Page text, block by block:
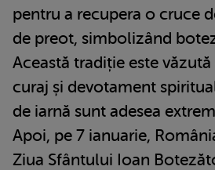
pentru a recupera o cruce
de preot, simbolizând
Această tradiție este
curaj și devotament
de iarnă sunt adesea
Apoi, pe 7 ianuarie,
Ziua Sfântului Ioan